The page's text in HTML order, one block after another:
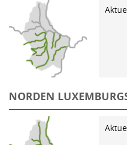
NORDEN